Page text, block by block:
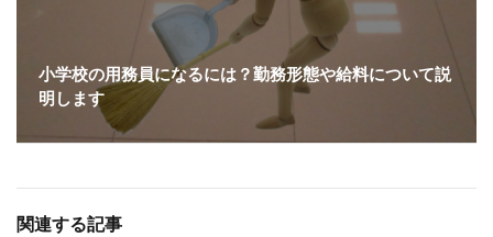
小学校の用務員になるには？勤務形態や給料について説
明します
関連する記事